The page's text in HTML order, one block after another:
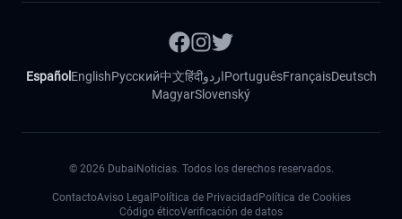
Español EnglishРусский中文हिंदीاردوPortuguêsFrançaisDeutsch
MagyarSlovenský
© 2026 DubaiNoticias. Todos los derechos reservados.
ContactoAviso Legal Política de Privacidad Política de Cookies
Código éticoVerificación de datos